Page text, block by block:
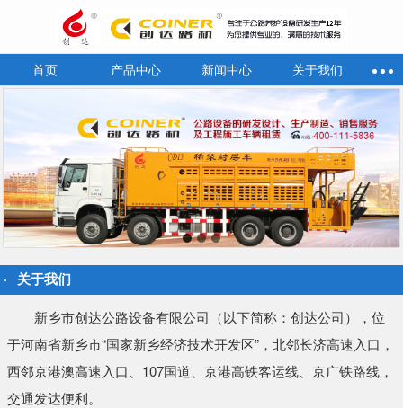
首页 产品中心 新闻中心 关于我们
关于我们
新乡市创达公路设备有限公司（以下简称：创达公司），位
于河南省新乡市“国家新乡经济技术开发区”，北邻长济高速入口，
西邻京港澳高速入口、107国道、京港高铁客运线、京广铁路线，
交通发达便利。